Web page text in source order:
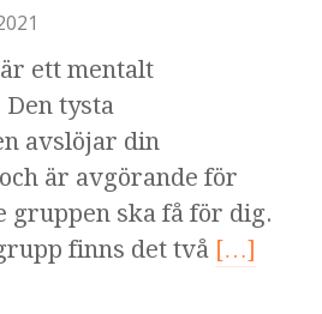
ett mentalt
tysta
avslöjar din
är avgörande för
ska få för dig.
finns det två […]